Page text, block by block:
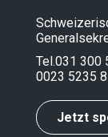
Tel.031 300
0023 5235
Jetzt